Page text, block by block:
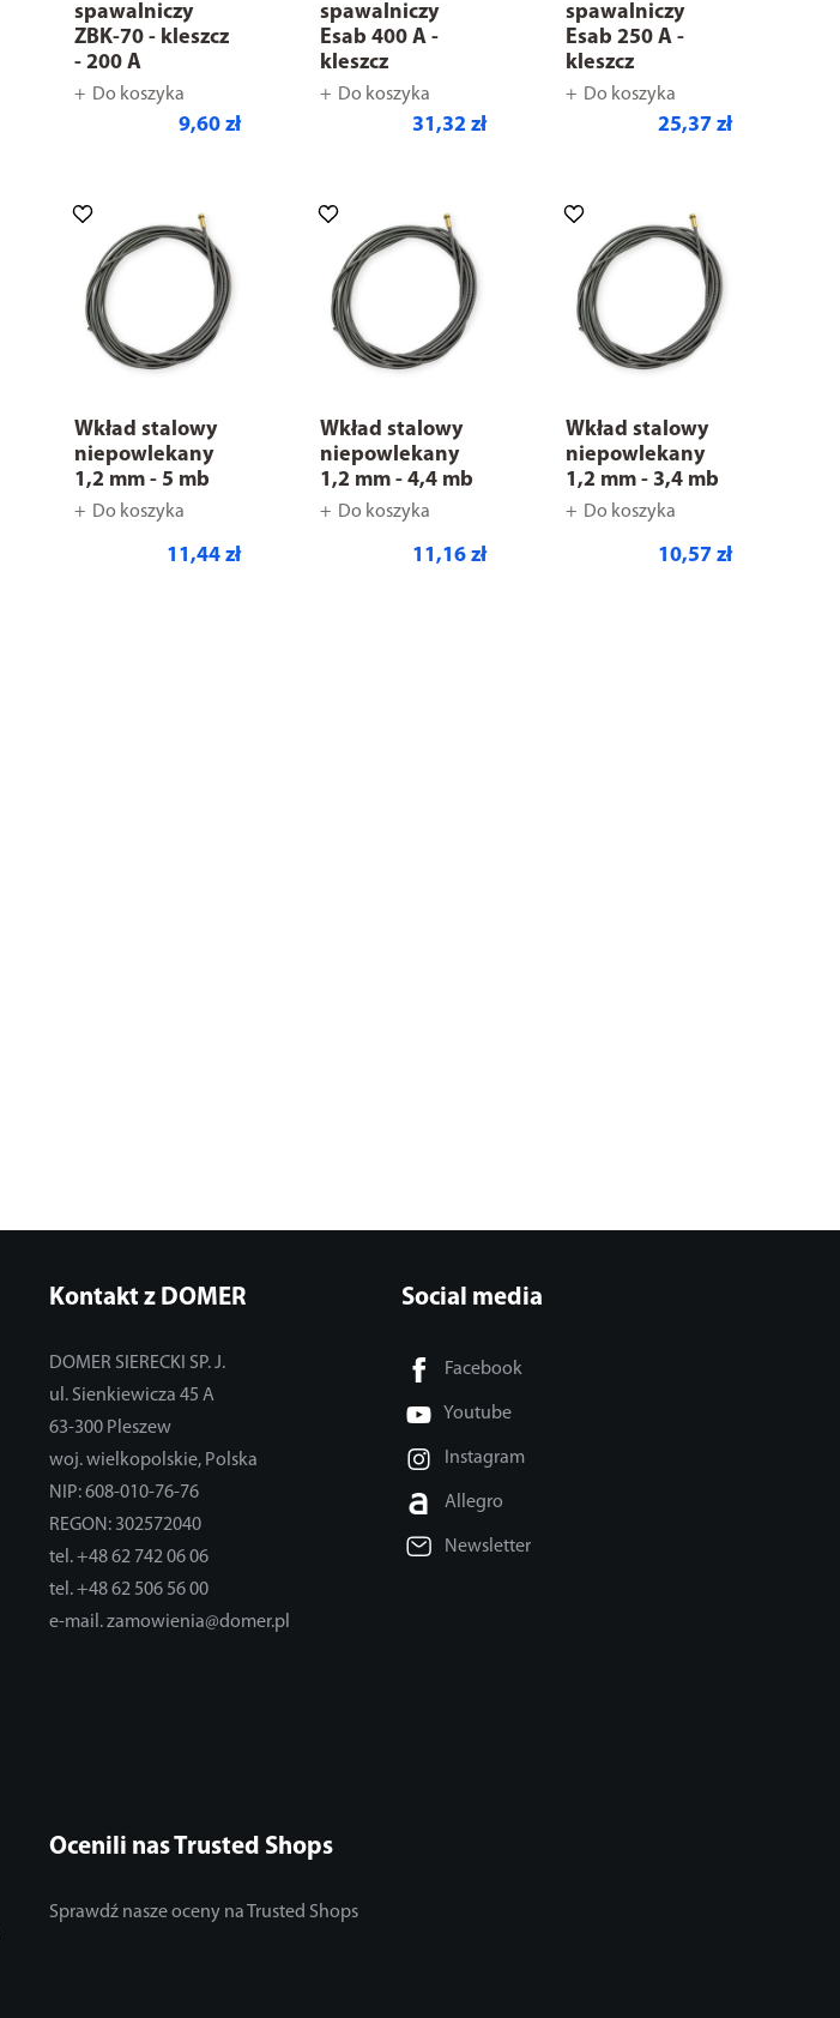
spawalniczy
ZBK-70 - kleszcz
- 200 A
Do koszyka
9,60 zł
spawalniczy
Esab 400 A -
kleszcz
Do koszyka
31,32 zł
spawalniczy
Esab 250 A -
kleszcz
Do koszyka
25,37 zł
Wkład stalowy
niepowlekany
1,2 mm - 5 mb
Do koszyka
11,44 zł
Wkład stalowy
niepowlekany
1,2 mm - 4,4 mb
Do koszyka
11,16 zł
Wkład stalowy
niepowlekany
1,2 mm - 3,4 mb
Do koszyka
10,57 zł
Kontakt z DOMER
DOMER SIERECKI SP. J.
ul. Sienkiewicza 45 A
63-300 Pleszew
woj. wielkopolskie, Polska
NIP: 608-010-76-76
REGON: 302572040
tel. +48 62 742 06 06
tel. +48 62 506 56 00
e-mail. zamowienia@domer.pl
Ocenili nas Trusted Shops
Sprawdź nasze oceny na Trusted Shops
Social media
Facebook
Youtube
Instagram
Allegro
Newsletter